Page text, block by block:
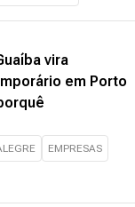
vira
em Porto
EMPRESAS